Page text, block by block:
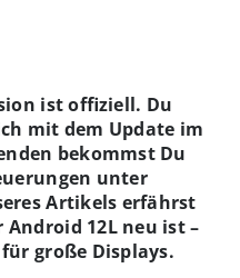
ist offiziell. Du
mit dem Update im
bekommst Du
unter
Artikels erfährst
12L neu ist –
große Displays.